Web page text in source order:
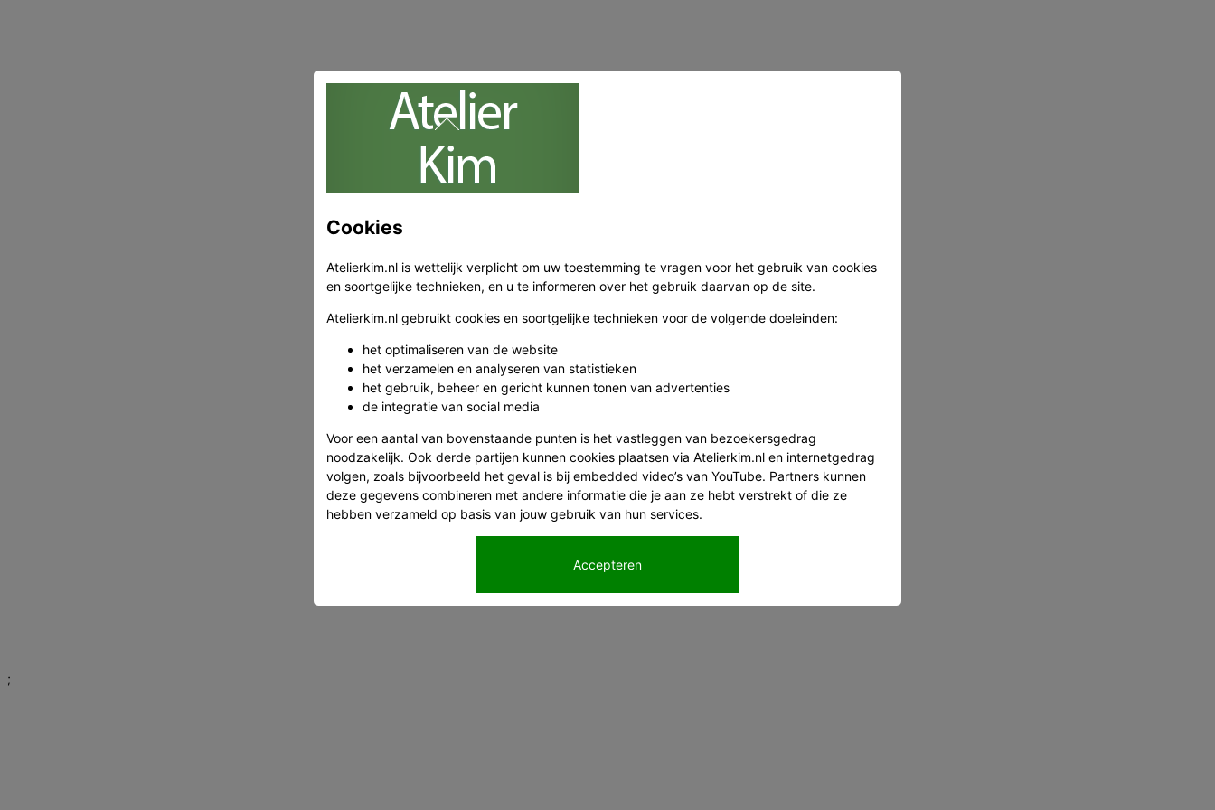
Cookies
Atelierkim.nl is wettelijk verplicht om uw toestemming te vragen voor het gebruik van cookies
en soortgelijke technieken, en u te informeren over het gebruik daarvan op de site.
Atelierkim.nl gebruikt cookies en soortgelijke technieken voor de volgende doeleinden:
het optimaliseren van de website
het verzamelen en analyseren van statistieken
het gebruik, beheer en gericht kunnen tonen van advertenties
de integratie van social media
Voor een aantal van bovenstaande punten is het vastleggen van bezoekersgedrag
noodzakelijk. Ook derde partijen kunnen cookies plaatsen via Atelierkim.nl en internetgedrag
volgen, zoals bijvoorbeeld het geval is bij embedded video’s van YouTube. Partners kunnen
deze gegevens combineren met andere informatie die je aan ze hebt verstrekt of die ze
hebben verzameld op basis van jouw gebruik van hun services.
Accepteren
;